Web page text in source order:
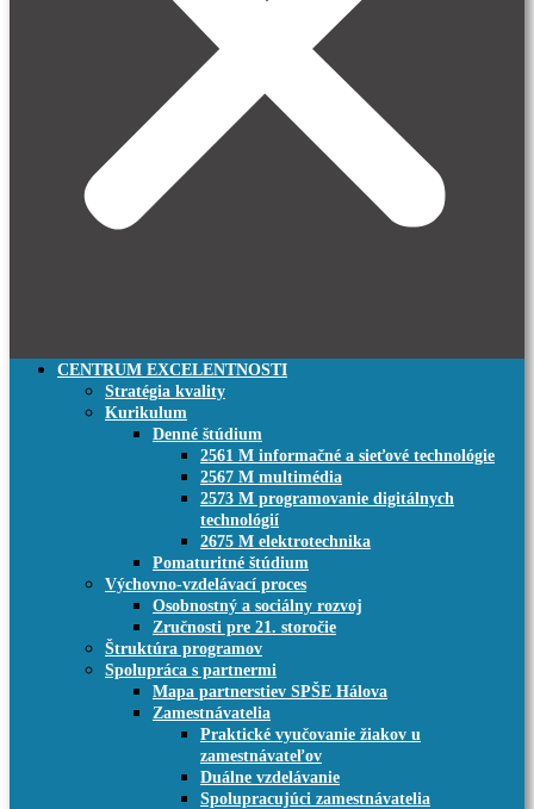
CENTRUM EXCELENTNOSTI
Stratégia kvality
Kurikulum
Denné štúdium
2561 M informačné a sieťové technológie
2567 M multimédia
2573 M programovanie digitálnych
technológií
2675 M elektrotechnika
Pomaturitné štúdium
Výchovno-vzdelávací proces
Osobnostný a sociálny rozvoj
Zručnosti pre 21. storočie
Štruktúra programov
Spolupráca s partnermi
Mapa partnerstiev SPŠE Hálova
Zamestnávatelia
Praktické vyučovanie žiakov u
zamestnávateľov
Duálne vzdelávanie
Spolupracujúci zamestnávatelia